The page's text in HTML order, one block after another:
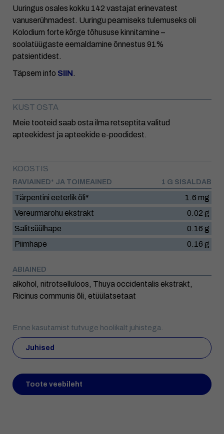
KOOSTIS
RAVIAINED* JA TOIMEAINED 1 G SISALDAB
Tärpentini eeterlik õli*
1.6 mg
Vereurmarohu ekstrakt
0.02 g
Salitsüülhape
0.16 g
Piimhape
0.16 g
ABIAINED
alkohol, nitrotselluloos, Thuya occidentalis ekstrakt,
Ricinus communis õli, etüülatsetaat
Enne kasutamist tutvuge hoolikalt juhistega.
Juhised
Toote veebileht
Uuringus osales kokku 142 vastajat erinevatest
vanuserühmadest. Uuringu peamiseks tulemuseks oli
Kolodium forte kõrge tõhususe kinnitamine –
soolatüügaste eemaldamine õnnestus 91%
patsientidest.
Täpsem info SIIN.
KUST OSTA
Meie tooteid saab osta ilma retseptita valitud
apteekidest ja apteekide e-poodidest.